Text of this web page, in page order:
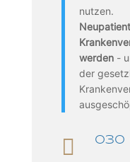
nutzen.
werden-
der
 030